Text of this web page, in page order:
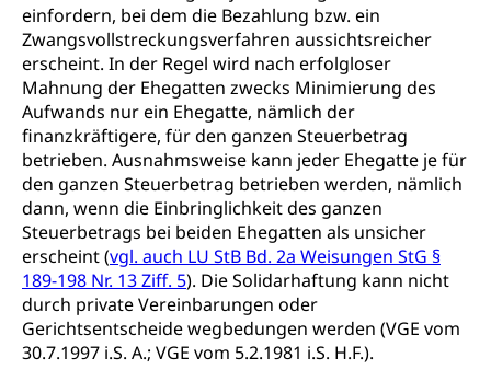
einfordern, bei dem die Bezahlung bzw. ein
Zwangsvollstreckungsverfahren aussichtsreicher
erscheint. In der Regel wird nach erfolgloser
Mahnung der Ehegatten zwecks Minimierung des
Aufwands nur ein Ehegatte, nämlich der
finanzkräftigere, für den ganzen Steuerbetrag
betrieben. Ausnahmsweise kann jeder Ehegatte je für
den ganzen Steuerbetrag betrieben werden, nämlich
dann, wenn die Einbringlichkeit des ganzen
Steuerbetrags bei beiden Ehegatten als unsicher
erscheint (vgl. auch LU StB Bd. 2a Weisungen StG §
189-198 Nr. 13 Ziff. 5). Die Solidarhaftung kann nicht
durch private Vereinbarungen oder
Gerichtsentscheide wegbedungen werden (VGE vom
30.7.1997 i.S. A.; VGE vom 5.2.1981 i.S. H.F.).